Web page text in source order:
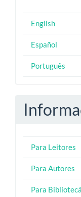
English
Español
Português
Para Leitores
Para Autores
Para